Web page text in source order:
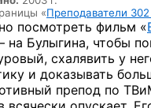
«Преподаватели
посмотреть фильм «
на Булыгина, чтобы
схалявить у
и доказывать
препод по